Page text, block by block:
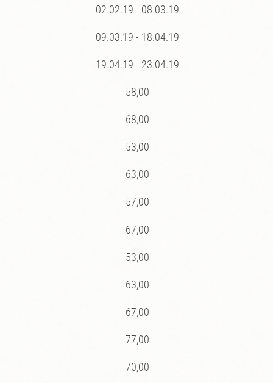
02.02.19 - 08.03.19
09.03.19 - 18.04.19
19.04.19 - 23.04.19
58,00
68,00
53,00
63,00
57,00
67,00
53,00
63,00
67,00
77,00
70,00